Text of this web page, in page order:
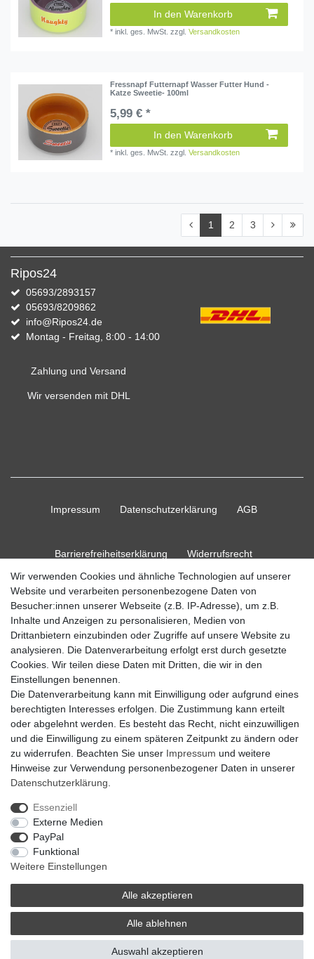
In den Warenkorb
*inkl. ges. MwSt. zzgl.Versandkosten
Fressnapf Futternapf Wasser Futter Hund -
Katze Sweetie- 100ml
5,99 € *
In den Warenkorb
*inkl. ges. MwSt. zzgl.Versandkosten
1 2 3
Ripos24
05693/2893157
05693/8209862
info@Ripos24.de
Montag - Freitag, 8:00 - 14:00
Zahlung und Versand
Wir versenden mit DHL
Impressum Daten­schutz­erklärung AGB
Barrierefreiheitserklärung Widerrufs­recht
Vertrag widerrufen Kontakt
© Copyright 2026 Ripos24| Alle Rechte vorbehalten.
Wir verwenden Cookies und ähnliche Technologien auf unserer
Website und verarbeiten personenbezogene Daten von
Besucher:innen unserer Webseite (z.B. IP-Adresse), um z.B.
Inhalte und Anzeigen zu personalisieren, Medien von
Drittanbietern einzubinden oder Zugriffe auf unsere Website zu
analysieren. Die Datenverarbeitung erfolgt erst durch gesetzte
Cookies. Wir teilen diese Daten mit Dritten, die wir in den
Einstellungen benennen.
Die Datenverarbeitung kann mit Einwilligung oder aufgrund eines
berechtigten Interesses erfolgen. Die Zustimmung kann erteilt
oder abgelehnt werden. Es besteht das Recht, nicht einzuwilligen
und die Einwilligung zu einem späteren Zeitpunkt zu ändern oder
zu widerrufen. Beachten Sie unser Impressum und weitere
Hinweise zur Verwendung personenbezogener Daten in unserer
Daten­schutz­erklärung
Essenziell
Externe Medien
PayPal
Funktional
Weitere Einstellungen
Alle akzeptieren
Alle ablehnen
Auswahl akzeptieren